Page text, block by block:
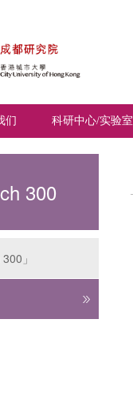
们 科研中心/实验室
300
」